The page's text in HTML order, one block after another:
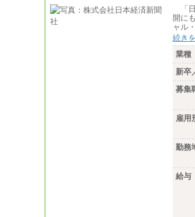
「日
開に
ャル
続き
業種
新卒
募集
雇用
勤務
給与